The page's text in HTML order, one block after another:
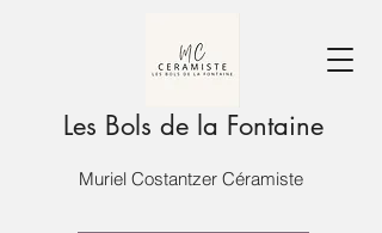
Les Bols de la Fontaine
Muriel Costantzer Céramiste